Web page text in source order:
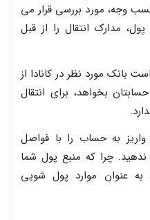
محل کسب وجه، مورد بررسی قرار می
مدارک انتقال را از قبل
بانک مورد نظر در کانادا از
بخواهد، برای انتقال
به حساب را با فواصل
ندهید. چرا که منبع پول شما
موارد پول شویی